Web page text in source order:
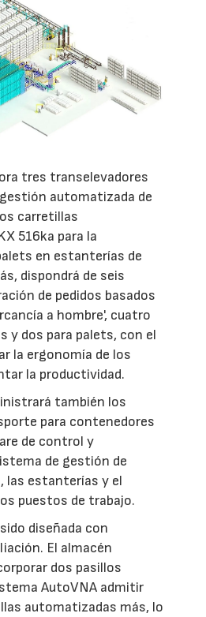
tres transelevadores
gestión automatizada de
carretillas
516ka para la
en estanterías de
dispondrá de seis
de pedidos basados
a hombre', cuatro
y dos para palets, con el
la ergonomía de los
la productividad.
también los
para contenedores
de control y
de gestión de
las estanterías y el
puestos de trabajo.
diseñada con
El almacén
dos pasillos
AutoVNA admitir
automatizadas más, lo